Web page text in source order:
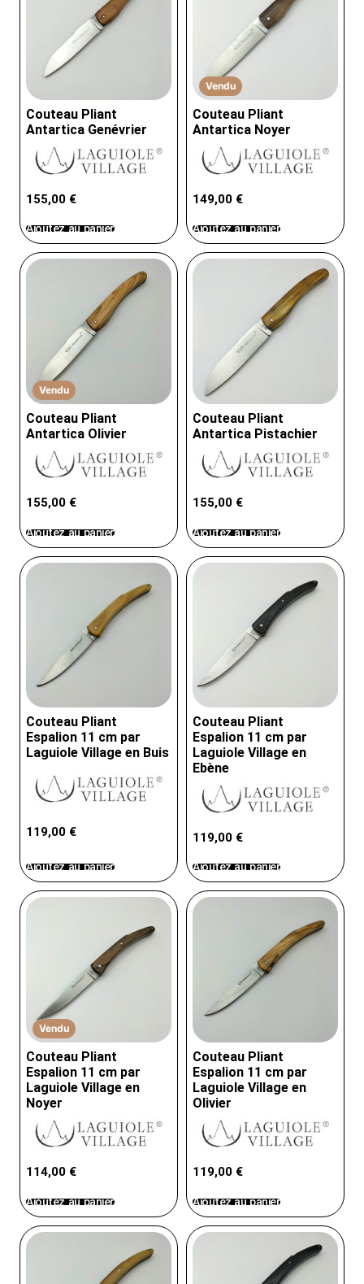
Couteau Pliant
Antartica Genévrier
155,00 €
Ajoutez au panier
Vendu
Couteau Pliant
Antartica Noyer
149,00 €
Ajoutez au panier
Vendu
Couteau Pliant
Antartica Olivier
155,00 €
Ajoutez au panier
Couteau Pliant
Antartica Pistachier
155,00 €
Ajoutez au panier
Couteau Pliant
Espalion 11 cm par
Laguiole Village en Buis
119,00 €
Ajoutez au panier
Couteau Pliant
Espalion 11 cm par
Laguiole Village en
Ebène
119,00 €
Ajoutez au panier
Vendu
Couteau Pliant
Espalion 11 cm par
Laguiole Village en
Noyer
114,00 €
Ajoutez au panier
Couteau Pliant
Espalion 11 cm par
Laguiole Village en
Olivier
119,00 €
Ajoutez au panier